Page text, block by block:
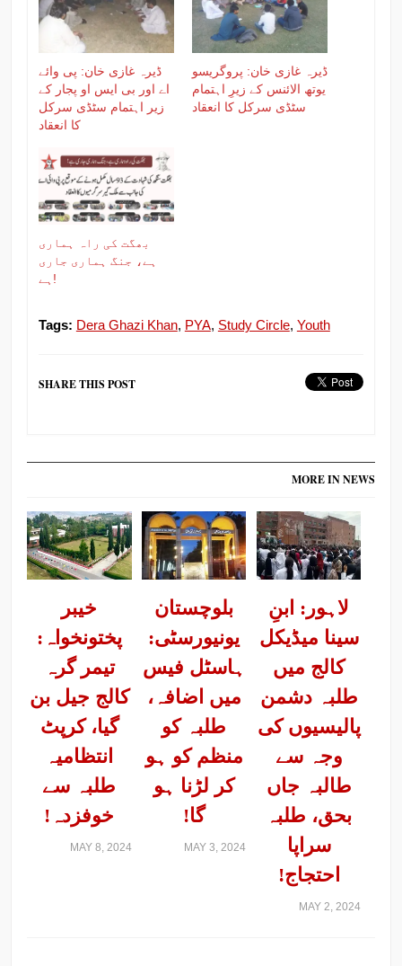
ڈیرہ غازی خان: پی وائے
اے اور بی ایس او پجار کے
زیر اہتمام سٹڈی سرکل
کا انعقاد
ڈیرہ غازی خان: پروگریسو
یوتھ الائنس کے زیرِ اہتمام
سٹڈی سرکل کا انعقاد
بھگت کی راہ ہماری
ہے، جنگ ہماری جاری
ہے!
Tags: Dera Ghazi Khan, PYA, Study Circle, Youth
SHARE THIS POST
MORE IN NEWS
خیبر
پختونخواہ:
تیمر گرہ
کالج جیل بن
گیا، کرپٹ
انتظامیہ
طلبہ سے
خوفزدہ!
MAY 8, 2024
بلوچستان
یونیورسٹی:
ہاسٹل فیس
میں اضافہ،
طلبہ کو
منظم کو ہو
کر لڑنا ہو
گا!
MAY 3, 2024
لاہور: ابنِ
سینا میڈیکل
کالج میں
طلبہ دشمن
پالیسیوں کی
وجہ سے
طالبہ جاں
بحق، طلبہ
سراپا
احتجاج!
MAY 2, 2024